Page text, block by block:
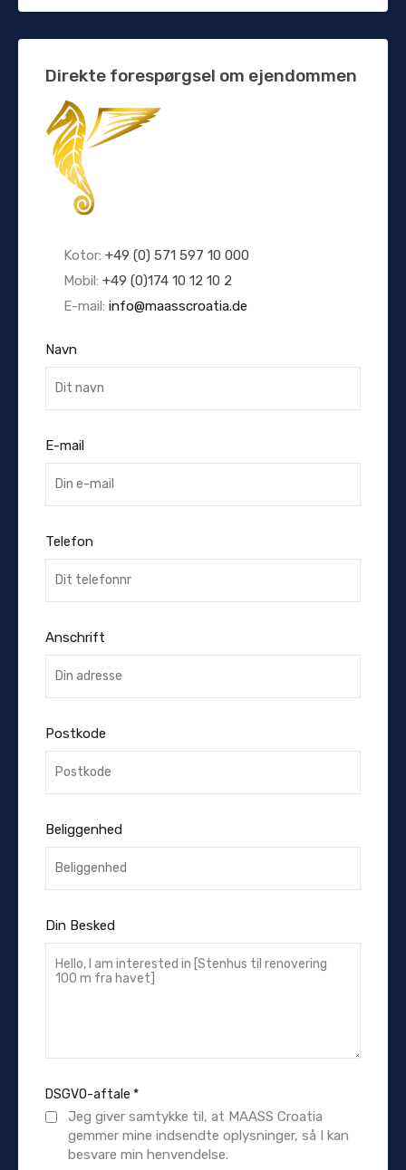
Direkte forespørgsel om ejendommen
Kotor: +49 (0) 571 597 10 000
Mobil: +49 (0)174 10 12 10 2
E-mail: info@maasscroatia.de
Navn
E-mail
Telefon
Anschrift
Postkode
Beliggenhed
Din Besked
DSGVO-aftale *
Jeg giver samtykke til, at MAASS Croatia
gemmer mine indsendte oplysninger, så I kan
besvare min henvendelse.